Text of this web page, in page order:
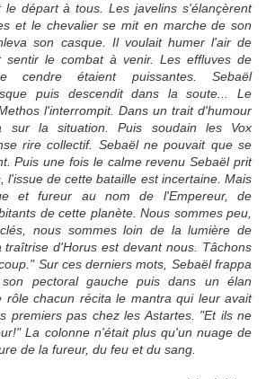
le départ à tous. Les javelins s'élançèrent
et le chevalier se mit en marche de son
son casque. Il voulait humer l'air de
sentir le combat à venir. Les effluves de
cendre étaient puissantes. Sebaël
puis descendit dans la soute... Le
l'interrompit. Dans un trait d'humour
sur la situation. Puis soudain les Vox
rire collectif. Sebaël ne pouvait que se
Puis une fois le calme revenu Sebaël prit
l'issue de cette bataille est incertaine. Mais
et fureur au nom de l'Empereur, de
de cette planète. Nous sommes peu,
nous sommes loin de la lumière de
traîtrise d'Horus est devant nous. Tâchons
Sur ces derniers mots, Sebaël frappa
pectoral gauche puis dans un élan
chacun récita le mantra qui leur avait
premiers pas chez les Astartes. "Et ils ne
La colonne n'était plus qu'un nuage de
de la fureur, du feu et du sang.